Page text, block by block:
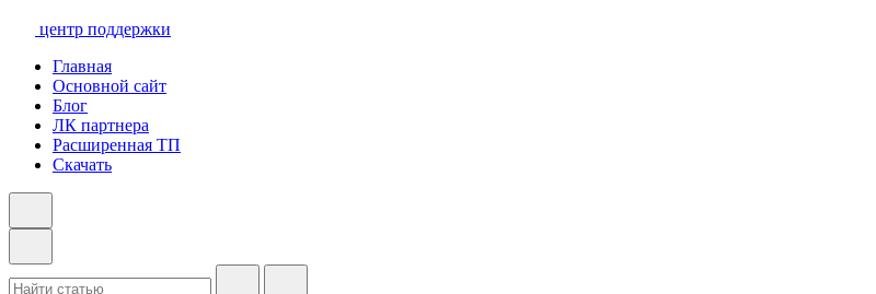
центр поддержки
Главная
Основной сайт
Блог
ЛК партнера
Расширенная ТП
Скачать